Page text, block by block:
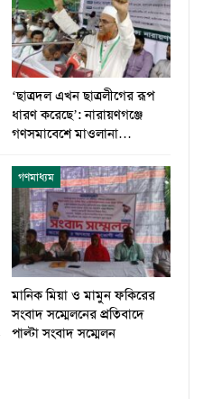
‘ছাত্রদল এখন ছাত্রলীগের রূপ
ধারণ করেছে’: নারায়ণগঞ্জে
গণসমাবেশে মাওলানা…
গণমাধ্যম
মানিক মিয়া ও মামুন ফকিরের
সংবাদ সম্মেলনের প্রতিবাদে
পাল্টা সংবাদ সম্মেলন